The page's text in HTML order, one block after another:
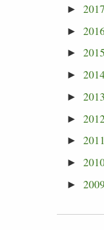
► 2017
►
► 2015
►
► 2013
►
► 2011
►
► 2009